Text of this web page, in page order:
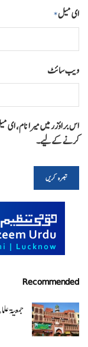
ای میل*
ویب‌ سائٹ
اس براؤزر میں میرا نام، ای
کرنے کےلیے۔
Recommended
جمعیۃ